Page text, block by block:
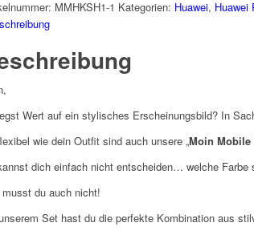
MMHKSH1-1 Kategorien: Huawei, Huawei
Wert auf ein stylisches Erscheinungsbild? In
wie dein Outfit sind auch unsere „Moin Mobile
dich einfach nicht entscheiden… welche Farbe
musst du auch nicht!
Set hast du die perfekte Kombination aus